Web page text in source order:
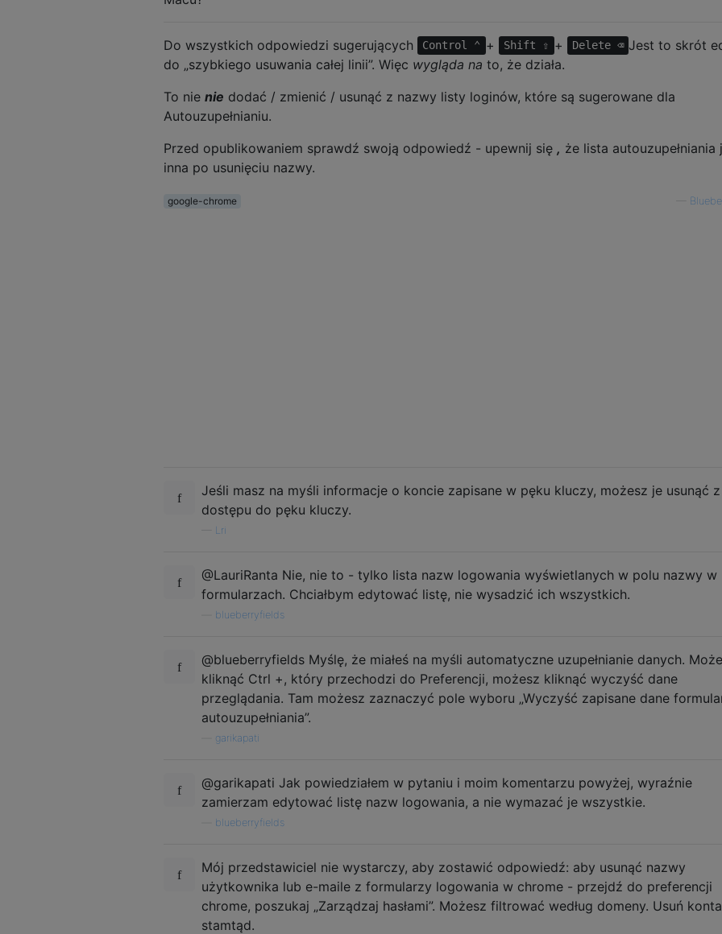
Do wszystkich odpowiedzi sugerujących Control ⌃ + Shift ⇧ + Delete ⌫ Jest to skrót
do „szybkiego usuwania całej linii”. Więc wygląda na to, że działa.
To nie nie dodać / zmienić / usunąć z nazwy listy loginów, które są sugerowane dla
Autouzupełnianiu.
Przed opublikowaniem sprawdź swoją odpowiedź - upewnij się , że lista autouzupełniania
inna po usunięciu nazwy.
google-chrome
Jeśli masz na myśli informacje o koncie zapisane w pęku kluczy, możesz je usunąć z
dostępu do pęku kluczy.
Lri
@LauriRanta Nie, nie to - tylko lista nazw logowania wyświetlanych w polu nazwy w
formularzach. Chciałbym edytować listę, nie wysadzić ich wszystkich.
blueberryfields
@blueberryfields Myślę, że miałeś na myśli automatyczne uzupełnianie danych.
kliknąć Ctrl +, który przechodzi do Preferencji, możesz kliknąć wyczyść dane
przeglądania. Tam możesz zaznaczyć pole wyboru „Wyczyść zapisane dane
autouzupełniania”.
garikapati
@garikapati Jak powiedziałem w pytaniu i moim komentarzu powyżej, wyraźnie
zamierzam edytować listę nazw logowania, a nie wymazać je wszystkie.
blueberryfields
Mój przedstawiciel nie wystarczy, aby zostawić odpowiedź: aby usunąć nazwy
użytkownika lub e-maile z formularzy logowania w chrome - przejdź do preferencji
chrome, poszukaj „Zarządzaj hasłami”. Możesz filtrować według domeny. Usuń konta
stamtąd.